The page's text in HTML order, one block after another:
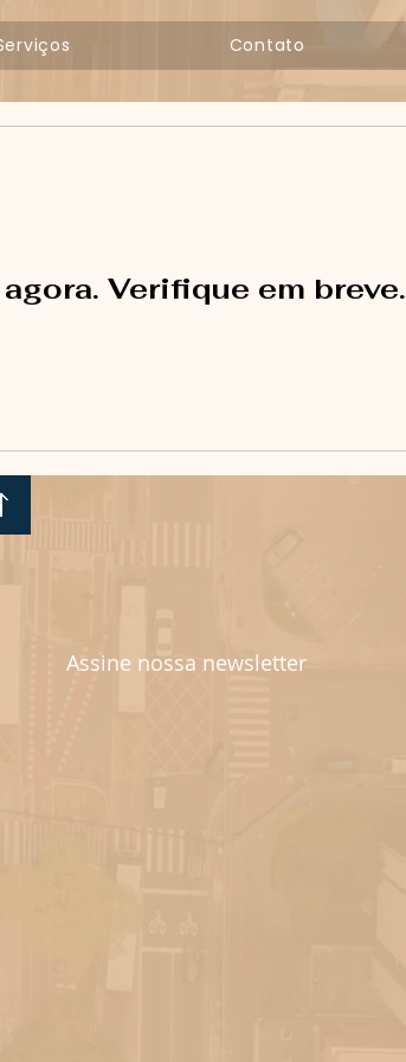
Contato
Verifique em breve.
Assine nossa newsletter